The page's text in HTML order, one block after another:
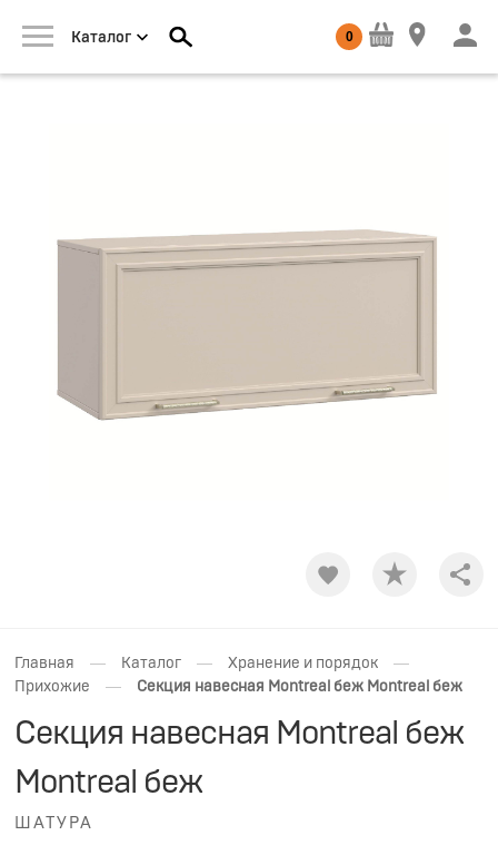
Каталог 0
Главная — Каталог — Хранение и порядок —
Прихожие — Секция навесная Montreal беж Montreal беж
Секция навесная Montreal беж
Montreal беж
ШАТУРА